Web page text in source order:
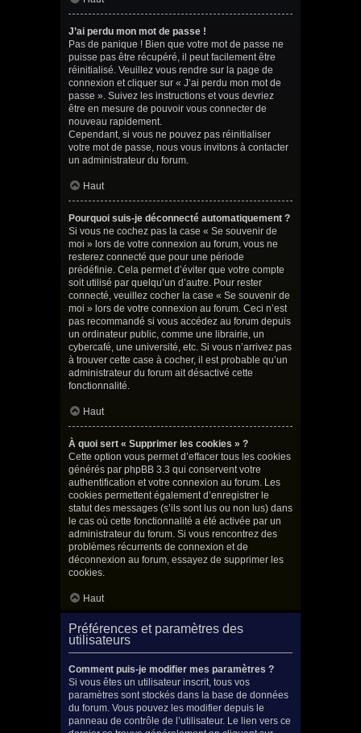
J’ai perdu mon mot de passe !
Pas de panique ! Bien que votre mot de passe ne
puisse pas être récupéré, il peut facilement être
réinitialisé. Veuillez vous rendre sur la page de
connexion et cliquer sur « J’ai perdu mon mot de
passe ». Suivez les instructions et vous devriez
être en mesure de pouvoir vous connecter de
nouveau rapidement.
Cependant, si vous ne pouvez pas réinitialiser
votre mot de passe, nous vous invitons à contacter
un administrateur du forum.
Haut
Pourquoi suis-je déconnecté automatiquement ?
Si vous ne cochez pas la case « Se souvenir de
moi » lors de votre connexion au forum, vous ne
resterez connecté que pour une période
prédéfinie. Cela permet d’éviter que votre compte
soit utilisé par quelqu’un d’autre. Pour rester
connecté, veuillez cocher la case « Se souvenir de
moi » lors de votre connexion au forum. Ceci n’est
pas recommandé si vous accédez au forum depuis
un ordinateur public, comme une librairie, un
cybercafé, une université, etc. Si vous n’arrivez pas
à trouver cette case à cocher, il est probable qu’un
administrateur du forum ait désactivé cette
fonctionnalité.
Haut
À quoi sert « Supprimer les cookies » ?
Cette option vous permet d’effacer tous les cookies
générés par phpBB 3.3 qui conservent votre
authentification et votre connexion au forum. Les
cookies permettent également d’enregistrer le
statut des messages (s’ils sont lus ou non lus) dans
le cas où cette fonctionnalité a été activée par un
administrateur du forum. Si vous rencontrez des
problèmes récurrents de connexion et de
déconnexion au forum, essayez de supprimer les
cookies.
Haut
Préférences et paramètres des
utilisateurs
Comment puis-je modifier mes paramètres ?
Si vous êtes un utilisateur inscrit, tous vos
paramètres sont stockés dans la base de données
du forum. Vous pouvez les modifier depuis le
panneau de contrôle de l’utilisateur. Le lien vers ce